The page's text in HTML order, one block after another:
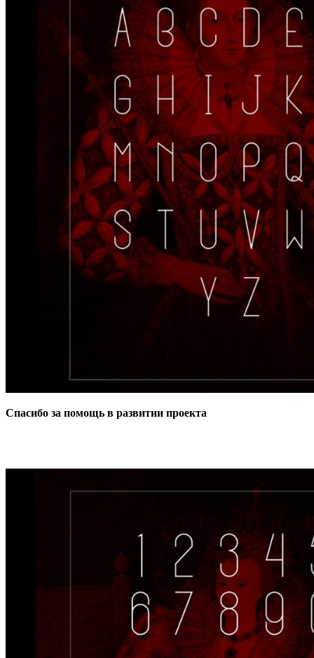
Спасибо за помощь в развитии проекта